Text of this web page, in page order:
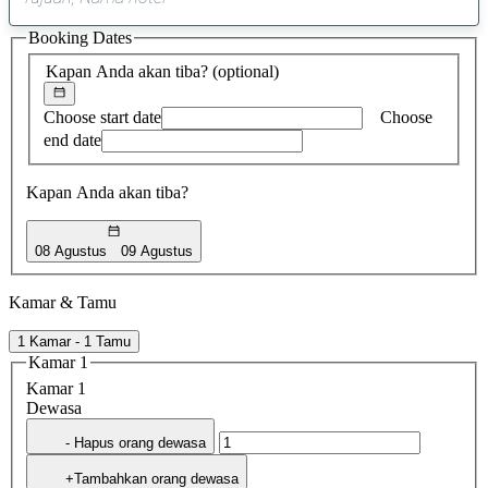
saran
ditemukan
Kapan Anda akan tiba? (optional)
Choose start date
Choose
end date
Kapan Anda akan tiba?
08 Agustus 09 Agustus
Booking Dates
Kamar & Tamu
1 Kamar - 1 Tamu
Kamar 1
Kamar 1
Dewasa
- Hapus orang dewasa
+Tambahkan orang dewasa